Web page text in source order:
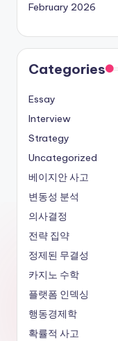
February 2026
Categories
Essay
Interview
Strategy
Uncategorized
베이지안 사고
변동성 분석
의사결정
전략 집약
정제된 무결성
카지노 수학
플랫폼 인덱싱
행동경제학
확률적 사고